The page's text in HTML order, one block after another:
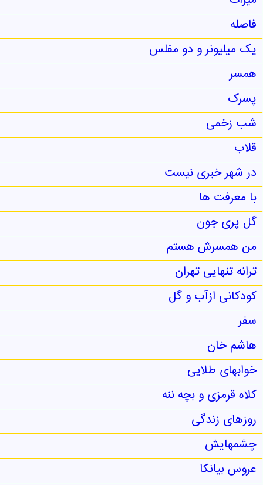
فاصله
یک میلیونر و دو مفلس
همسر
پسرک
شب زخمی
قلاب
در شهر خبری نیست
با معرفت ها
گل پری جون
من همسرش هستم
ترانه تنهایی تهران
کودکانی ازآب و گل
سفر
هاشم خان
خوابهای طلایی
کلاه قرمزی و بچه ننه
روزهای زندگی
چشمهایش
عروس بیانکا